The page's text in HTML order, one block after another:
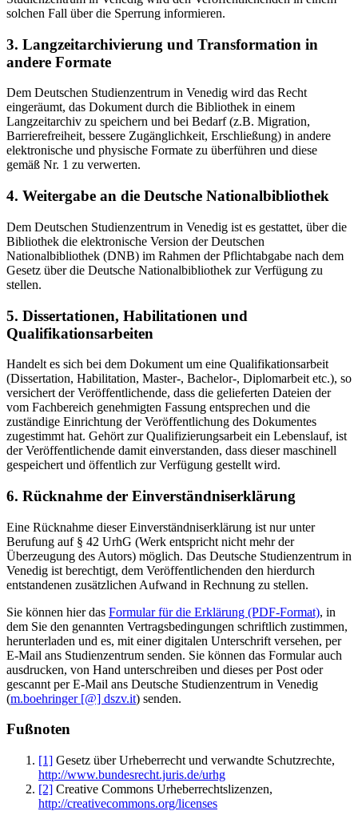
solchen Fall über die Sperrung informieren.
3. Langzeitarchivierung und Transformation in
andere Formate
Dem Deutschen Studienzentrum in Venedig wird das Recht
eingeräumt, das Dokument durch die Bibliothek in einem
Langzeitarchiv zu speichern und bei Bedarf (z.B. Migration,
Barrierefreiheit, bessere Zugänglichkeit, Erschließung) in andere
elektronische und physische Formate zu überführen und diese
gemäß Nr. 1 zu verwerten.
4. Weitergabe an die Deutsche Nationalbibliothek
Dem Deutschen Studienzentrum in Venedig ist es gestattet, über die
Bibliothek die elektronische Version der Deutschen
Nationalbibliothek (DNB) im Rahmen der Pflichtabgabe nach dem
Gesetz über die Deutsche Nationalbibliothek zur Verfügung zu
stellen.
5. Dissertationen, Habilitationen und
Qualifikationsarbeiten
Handelt es sich bei dem Dokument um eine Qualifikationsarbeit
(Dissertation, Habilitation, Master-, Bachelor-, Diplomarbeit etc.), so
versichert der Veröffentlichende, dass die gelieferten Dateien der
vom Fachbereich genehmigten Fassung entsprechen und die
zuständige Einrichtung der Veröffentlichung des Dokumentes
zugestimmt hat. Gehört zur Qualifizierungsarbeit ein Lebenslauf, ist
der Veröffentlichende damit einverstanden, dass dieser maschinell
gespeichert und öffentlich zur Verfügung gestellt wird.
6. Rücknahme der Einverständniserklärung
Eine Rücknahme dieser Einverständniserklärung ist nur unter
Berufung auf § 42 UrhG (Werk entspricht nicht mehr der
Überzeugung des Autors) möglich. Das Deutsche Studienzentrum in
Venedig ist berechtigt, dem Veröffentlichenden den hierdurch
entstandenen zusätzlichen Aufwand in Rechnung zu stellen.
Sie können hier das Formular für die Erklärung (PDF-Format), in
dem Sie den genannten Vertragsbedingungen schriftlich zustimmen,
herunterladen und es, mit einer digitalen Unterschrift versehen, per
E-Mail ans Studienzentrum senden. Sie können das Formular auch
ausdrucken, von Hand unterschreiben und dieses per Post oder
gescannt per E-Mail ans Deutsche Studienzentrum in Venedig
(m.boehringer [@] dszv.it) senden.
Fußnoten
[1] Gesetz über Urheberrecht und verwandte Schutzrechte,
http://www.bundesrecht.juris.de/urhg
[2] Creative Commons Urheberrechtslizenzen,
http://creativecommons.org/licenses